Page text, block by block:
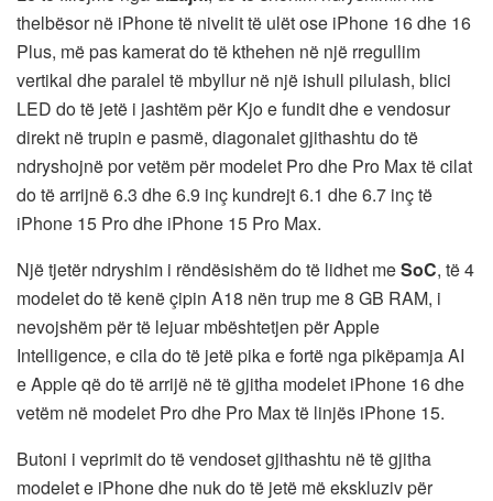
thelbësor në iPhone të nivelit të ulët ose iPhone 16 dhe 16
Plus, më pas kamerat do të kthehen në një rregullim
vertikal dhe paralel të mbyllur në një ishull pilulash, blici
LED do të jetë i jashtëm për Kjo e fundit dhe e vendosur
direkt në trupin e pasmë, diagonalet gjithashtu do të
ndryshojnë por vetëm për modelet Pro dhe Pro Max të cilat
do të arrijnë 6.3 dhe 6.9 inç kundrejt 6.1 dhe 6.7 inç të
iPhone 15 Pro dhe iPhone 15 Pro Max.
Një tjetër ndryshim i rëndësishëm do të lidhet meSoC, të 4
modelet do të kenë çipin A18 nën trup me 8 GB RAM, i
nevojshëm për të lejuar mbështetjen për Apple
Intelligence, e cila do të jetë pika e fortë nga pikëpamja AI
e Apple që do të arrijë në të gjitha modelet iPhone 16 dhe
vetëm në modelet Pro dhe Pro Max të linjës iPhone 15.
Butoni i veprimit do të vendoset gjithashtu në të gjitha
modelet e iPhone dhe nuk do të jetë më ekskluziv për